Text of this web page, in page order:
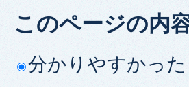
このページの内
分かりやすかった